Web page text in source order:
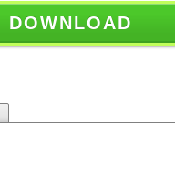
DOWNLOAD